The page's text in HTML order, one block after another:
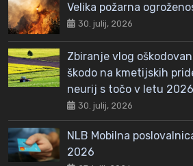
Velika požarna
30. julij, 2026
Zbiranje vlog
škodo na kmetijskih
neurij s točo v letu 2026
30. julij, 2026
NLB Mobilna
2026